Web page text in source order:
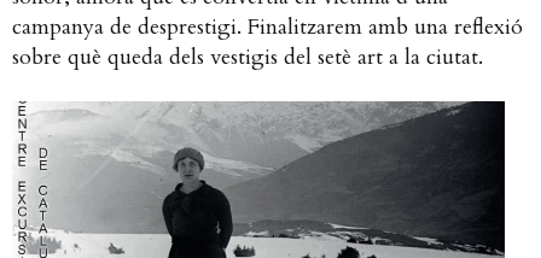
campanya de desprestigi. Finalitzarem amb una reflexió
sobre què queda dels vestigis del setè art a la ciutat.